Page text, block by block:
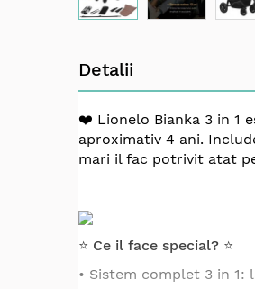
the
beginning
the
images
gallery
Detalii
❤️ Lionelo Bianka 3 in 1
aproximativ 4 ani.
mari il fac potrivit atat
⭐ Ce il face special? ⭐
• Sistem complet 3 in